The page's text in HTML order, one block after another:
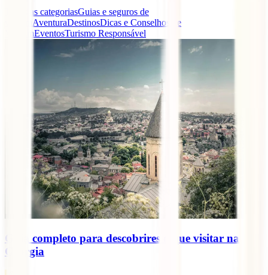
Todas as categoriasGuias e seguros de
AventuraDestinosDicas e Conselhos de
ViagemEventosTurismo Responsável
Guia completo para descobrires o que visitar na
Geórgia